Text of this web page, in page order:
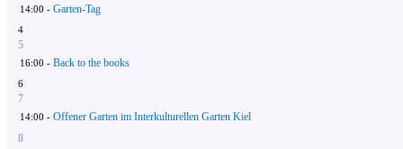
14:00 - Garten-Tag
4
5
16:00 - Back to the books
6
7
14:00 - Offener Garten im Interkulturellen Garten Kiel
8